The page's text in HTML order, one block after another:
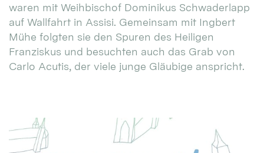
waren mit Weihbischof Dominikus Schwaderlapp
auf Wallfahrt in Assisi. Gemeinsam mit Ingbert
Mühe folgten sie den Spuren des Heiligen
Franziskus und besuchten auch das Grab von
Carlo Acutis, der viele junge Gläubige anspricht.